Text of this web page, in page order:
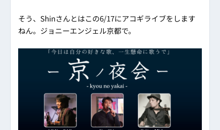
そう、Shinさんとはこの6/17にアコギライブをします
ねん。ジョニーエンジェル京都で。